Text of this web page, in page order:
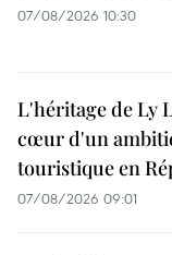
07/08/2026 10:30
L'héritage de Ly
cœur d'un
touristique en
07/08/2026 09:01